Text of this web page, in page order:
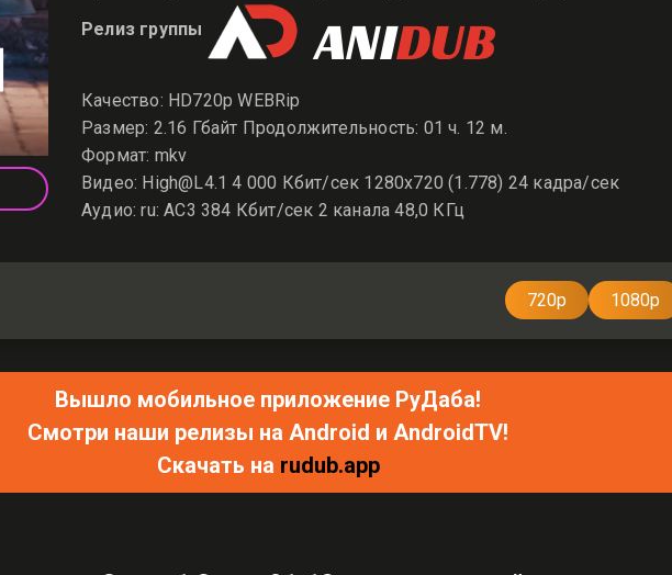
Релиз группы
Качество: HD720p WEBRip
Размер: 2.16 Гбайт Продолжительность: 01 ч. 12 м.
Формат: mkv
Видео: High@L4.1 4 000 Кбит/сек 1280x720 (1.778) 24 кадра/сек
Аудио: ru: AC3 384 Кбит/сек 2 канала 48,0 КГц
720p 1080p
Вышло мобильное приложение РуДаба!
Смотри наши релизы на Android и AndroidTV!
Скачать на rudub.app